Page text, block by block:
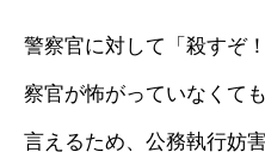
警察官に対して「殺すぞ
察官が怖がっていなくて
言えるため、公務執行妨